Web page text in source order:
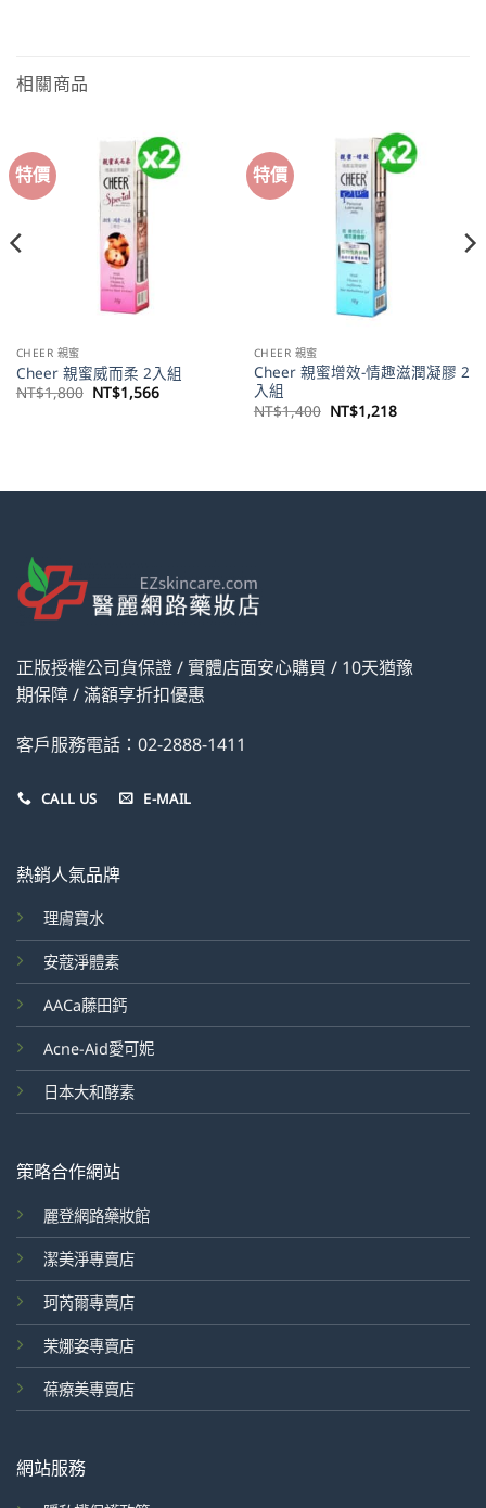
相關商品
特價
CHEER 親蜜
Cheer 親蜜威而柔 2入組
NT$1,800 原
NT$1,566目
特價
CHEER 親蜜
Cheer 親蜜增效-情趣滋潤凝膠 2
入組
NT$1,400 原
始
NT$1,218目
前
正版授權公司貨保證 / 實體店面安心購買 / 10天猶豫
期保障 / 滿額享折扣優惠
客戶服務電話：02-2888-1411
CALL US E-MAIL
熱銷人氣品牌
理膚寶水
安蔻淨體素
AACa藤田鈣
Acne-Aid愛可妮
日本大和酵素
策略合作網站
麗登網路藥妝館
潔美淨專賣店
珂芮爾專賣店
茉娜姿專賣店
葆療美專賣店
網站服務